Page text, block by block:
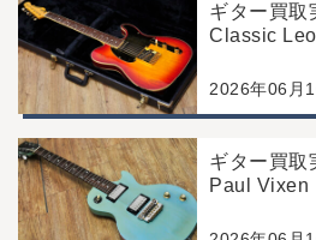
ギター買取
Classic
江戸川区/
2026年06月
ギター買取
Paul Vixen
例